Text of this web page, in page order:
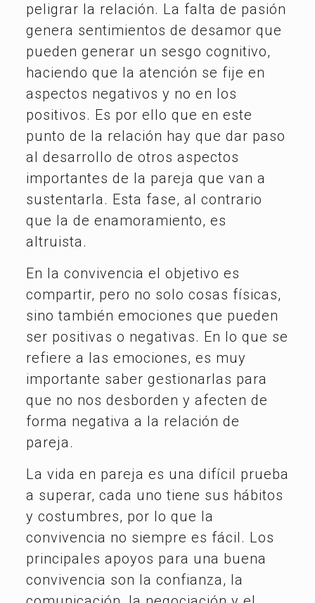
peligrar la relación. La falta de pasión
genera sentimientos de desamor que
pueden generar un sesgo cognitivo,
haciendo que la atención se fije en
aspectos negativos y no en los
positivos. Es por ello que en este
punto de la relación hay que dar paso
al desarrollo de otros aspectos
importantes de la pareja que van a
sustentarla. Esta fase, al contrario
que la de enamoramiento, es
altruista.
En la convivencia el objetivo es
compartir, pero no solo cosas físicas,
sino también emociones que pueden
ser positivas o negativas. En lo que se
refiere a las emociones, es muy
importante saber gestionarlas para
que no nos desborden y afecten de
forma negativa a la relación de
pareja.
La vida en pareja es una difícil prueba
a superar, cada uno tiene sus hábitos
y costumbres, por lo que la
convivencia no siempre es fácil. Los
principales apoyos para una buena
convivencia son la confianza, la